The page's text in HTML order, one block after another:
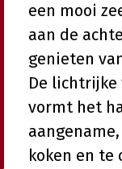
een mooi
aan de
genieten
De lichtrijke
vormt het
koken en te